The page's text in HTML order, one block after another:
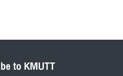
to KMUTT